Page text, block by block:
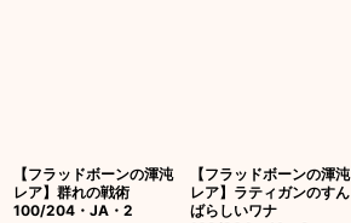
【フラッドボーンの渾沌
レア】群れの戦術
100/204・JA・2
【フラッドボーンの渾沌
レア】ラティガンのすん
ばらしいワナ